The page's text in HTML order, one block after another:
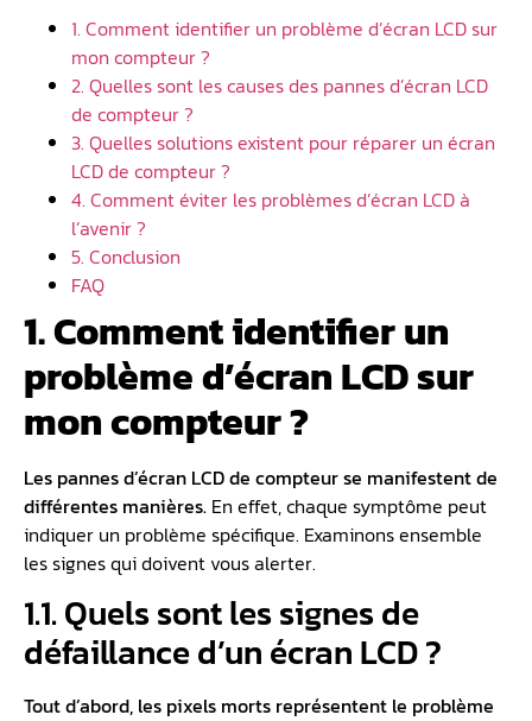
1. Comment identifier un problème d’écran LCD sur
mon compteur ?
2. Quelles sont les causes des pannes d’écran LCD
de compteur ?
3. Quelles solutions existent pour réparer un écran
LCD de compteur ?
4. Comment éviter les problèmes d’écran LCD à
l’avenir ?
5. Conclusion
FAQ
1. Comment identifier un
problème d’écran LCD sur
mon compteur ?
Les pannes d’écran LCDde compteur se manifestent de
différentes manières. En effet, chaque symptôme peut
indiquer un problème spécifique. Examinons ensemble
les signes qui doivent vous alerter.
1.1. Quels sont les signes de
défaillance d’un écran LCD ?
Tout d’abord, les pixels morts représentent le problème